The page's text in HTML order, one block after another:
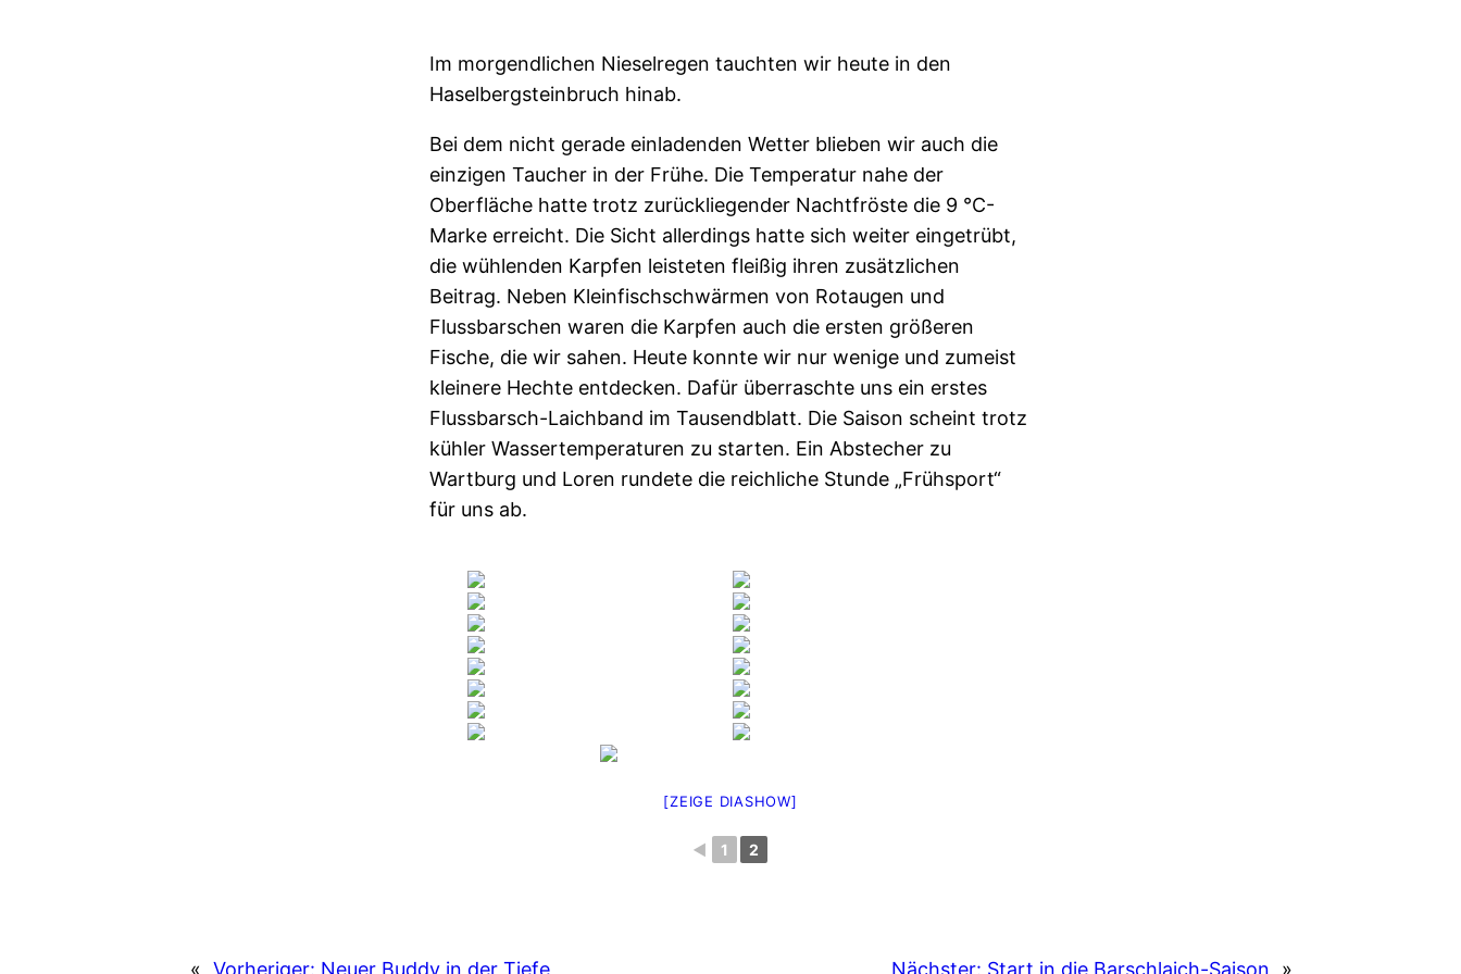
Im morgendlichen Nieselregen tauchten wir heute in den
Haselbergsteinbruch hinab.
Bei dem nicht gerade einladenden Wetter blieben wir auch die
einzigen Taucher in der Frühe. Die Temperatur nahe der
Oberfläche hatte trotz zurückliegender Nachtfröste die 9 °C-
Marke erreicht. Die Sicht allerdings hatte sich weiter eingetrübt,
die wühlenden Karpfen leisteten fleißig ihren zusätzlichen
Beitrag. Neben Kleinfischschwärmen von Rotaugen und
Flussbarschen waren die Karpfen auch die ersten größeren
Fische, die wir sahen. Heute konnte wir nur wenige und zumeist
kleinere Hechte entdecken. Dafür überraschte uns ein erstes
Flussbarsch-Laichband im Tausendblatt. Die Saison scheint trotz
kühler Wassertemperaturen zu starten. Ein Abstecher zu
Wartburg und Loren rundete die reichliche Stunde „Frühsport“
für uns ab.
[ZEIGE DIASHOW]
◄ 1 2
« Vorheriger: Neuer Buddy in der Tiefe Nächster: Start in die Barschlaich-Saison »